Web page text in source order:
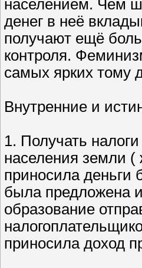
населением. Чем
денег в неё
получают ещё
контроля.
самых ярких тому
Внутренние и
1. Получать
населения земли (
приносила деньги
была предложена
образование
приносила доход